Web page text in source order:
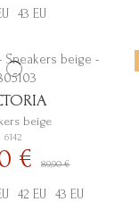
43 EU
beige
6142
€89,90 €
42 EU 43 EU